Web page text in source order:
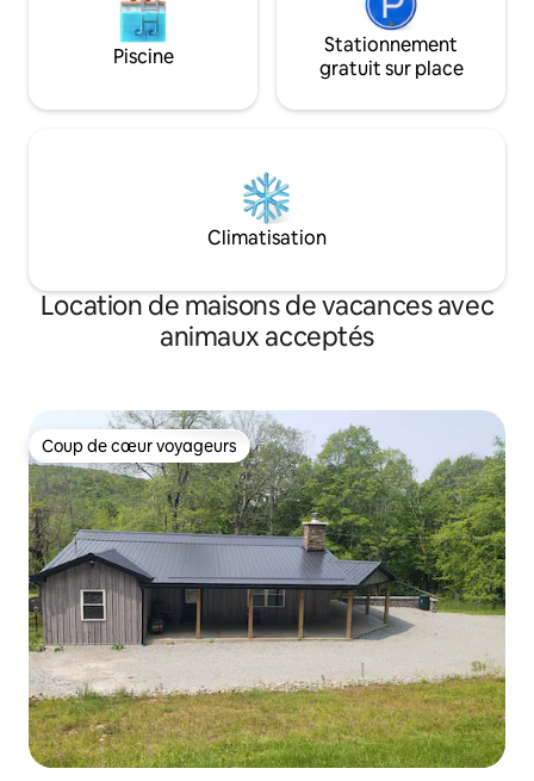
Piscine
Stationnement
gratuit sur place
Climatisation
Location de maisons de vacances avec
animaux acceptés
Coup de cœur voyageurs
Coup de cœur voyageurs